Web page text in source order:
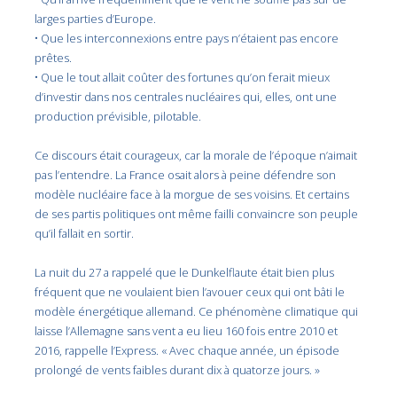
larges parties d’Europe.
• Que les interconnexions entre pays n’étaient pas encore
prêtes.
• Que le tout allait coûter des fortunes qu’on ferait mieux
d’investir dans nos centrales nucléaires qui, elles, ont une
production prévisible, pilotable.
Ce discours était courageux, car la morale de l’époque n’aimait
pas l’entendre. La France osait alors à peine défendre son
modèle nucléaire face à la morgue de ses voisins. Et certains
de ses partis politiques ont même failli convaincre son peuple
qu’il fallait en sortir.
La nuit du 27 a rappelé que le Dunkelflaute était bien plus
fréquent que ne voulaient bien l’avouer ceux qui ont bâti le
modèle énergétique allemand. Ce phénomène climatique qui
laisse l’Allemagne sans vent a eu lieu 160 fois entre 2010 et
2016, rappelle l’Express. « Avec chaque année, un épisode
prolongé de vents faibles durant dix à quatorze jours. »